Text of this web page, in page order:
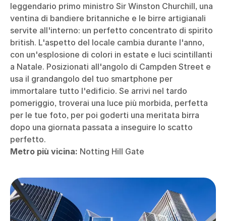
leggendario primo ministro Sir Winston Churchill, una
ventina di bandiere britanniche e le birre artigianali
servite all'interno: un perfetto concentrato di spirito
british. L'aspetto del locale cambia durante l'anno,
con un'esplosione di colori in estate e luci scintillanti
a Natale. Posizionati all'angolo di Campden Street e
usa il grandangolo del tuo smartphone per
immortalare tutto l'edificio. Se arrivi nel tardo
pomeriggio, troverai una luce più morbida, perfetta
per le tue foto, per poi goderti una meritata birra
dopo una giornata passata a inseguire lo scatto
perfetto.
Metro più vicina: Notting Hill Gate